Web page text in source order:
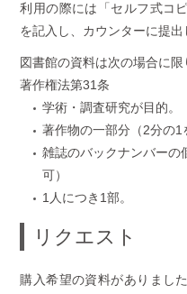
利用の際には「セルフ式コ
を記入し、カウンターに提出
図書館の資料は次の場合に
著作権法第31条
学術・調査研究が目的。
著作物の一部分（2分の1
雑誌のバックナンバーの
可）
1人につき1部。
リクエスト
購入希望の資料がありまし